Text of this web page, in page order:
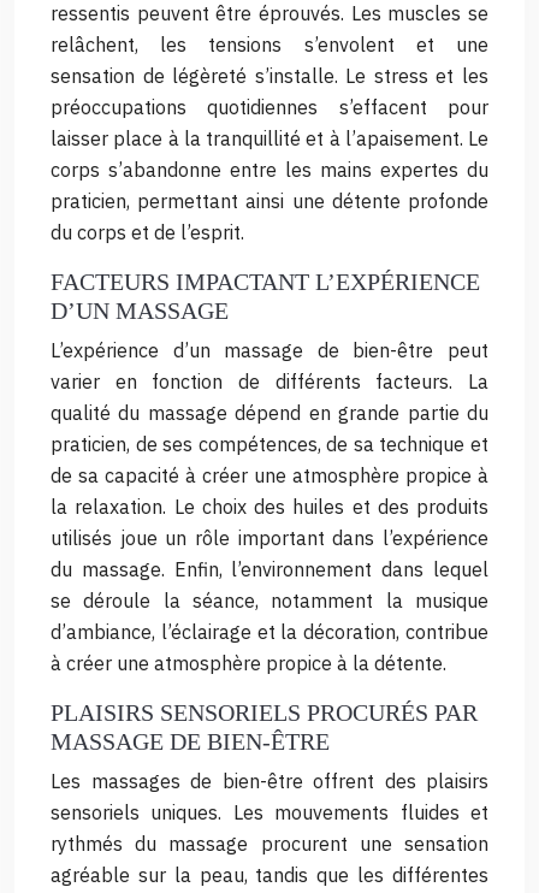
ressentis peuvent être éprouvés. Les muscles se
relâchent, les tensions s’envolent et une
sensation de légèreté s’installe. Le stress et les
préoccupations quotidiennes s’effacent pour
laisser place à la tranquillité et à l’apaisement. Le
corps s’abandonne entre les mains expertes du
praticien, permettant ainsi une détente profonde
du corps et de l’esprit.
FACTEURS IMPACTANT L’EXPÉRIENCE
D’UN MASSAGE
L’expérience d’un massage de bien-être peut
varier en fonction de différents facteurs. La
qualité du massage dépend en grande partie du
praticien, de ses compétences, de sa technique et
de sa capacité à créer une atmosphère propice à
la relaxation. Le choix des huiles et des produits
utilisés joue un rôle important dans l’expérience
du massage. Enfin, l’environnement dans lequel
se déroule la séance, notamment la musique
d’ambiance, l’éclairage et la décoration, contribue
à créer une atmosphère propice à la détente.
PLAISIRS SENSORIELS PROCURÉS PAR
MASSAGE DE BIEN-ÊTRE
Les massages de bien-être offrent des plaisirs
sensoriels uniques. Les mouvements fluides et
rythmés du massage procurent une sensation
agréable sur la peau, tandis que les différentes